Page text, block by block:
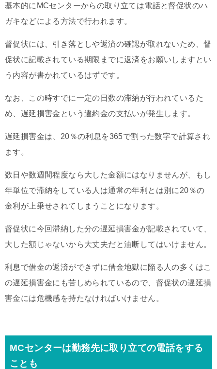
基本的にMCセンターからの取り立ては電話と督促状のハ
ガキなどによる方法で行われます。
督促状には、引き落としや返済の確認が取れないため、督
促状に記載されている期限までに返済をお願いしますとい
う内容が書かれているはずです。
なお、この時すでに一定の日数の滞納が行われているた
め、遅延損害金という違約金の支払いが発生します。
遅延損害金は、20％の利息を365で割った数字で計算され
ます。
数日や数週間程度なら大した金額にはなりませんが、もし
年単位で滞納をしている人は通常の年利とは別に20％の
金利が上乗せされてしまうことになります。
督促状に今回滞納した分の遅延損害金が記載されていて、
大した額じゃないから大丈夫だと油断してはいけません。
利息で借金の返済ができずに借金地獄に陥る人の多くはこ
の遅延損害金にも苦しめられているので、督促状の遅延損
害金には危機感を持たなければいけません。
MCセンターは勤務先に取り立ての電話をする
ことも